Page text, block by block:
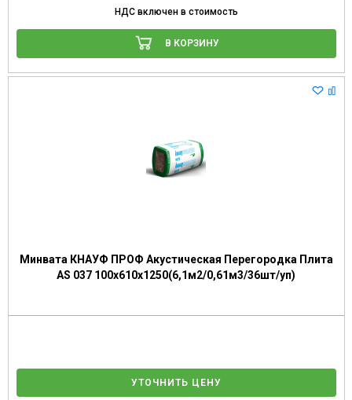
НДС включен в стоимость
В КОРЗИНУ
Минвата КНАУФ ПРОФ Акустическая Перегородка Плита
AS 037 100х610х1250(6,1м2/0,61м3/36шт/уп)
УТОЧНИТЬ ЦЕНУ